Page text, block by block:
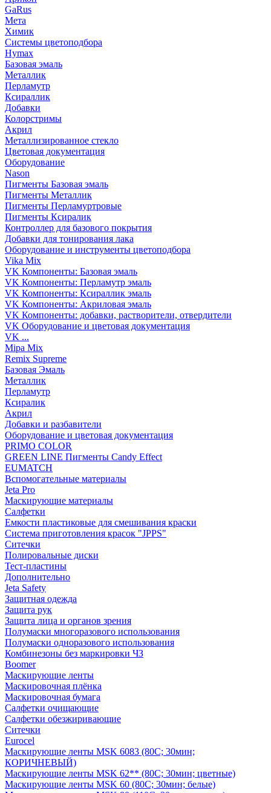
GaRus
Мета
Химик
Системы цветоподбора
Hymax
Базовая эмаль
Металлик
Перламутр
Ксираллик
Добавки
Колорстримы
Акрил
Металлизированное стекло
Цветовая документация
Оборудование
Nason
Пигменты Базовая эмаль
Пигменты Металлик
Пигменты Перламуртровые
Пигменты Ксиралик
Контроллер для базового покрытия
Добавки для тонирования лака
Оборудование и инструменты цветоподбора
Vika Mix
VK Компоненты: Базовая эмаль
VK Компоненты: Перламутр эмаль
VK Компоненты: Ксираллик эмаль
VK Компоненты: Акриловая эмаль
VK Компоненты: добавки, растворители, отвердители
VK Оборудование и цветовая документация
VK ...
Mipa Mix
Remix Supreme
Базовая Эмаль
Металлик
Перламутр
Ксиралик
Акрил
Добавки и разбавители
Оборудование и цветовая документация
PRIMO COLOR
GREEN LINE Пигменты Candy Effect
EUMATCH
Вспомогательные материалы
Jeta Pro
Маскирующие материалы
Салфетки
Емкости пластиковые для смешивания краски
Система приготовления красок "JPPS"
Ситечки
Полировальные диски
Тест-пластины
Дополнительно
Jeta Safety
Защитная одежда
Защита рук
Защита лица и органов зрения
Полумаски многоразового использования
Полумаски одноразового использования
Комбинезоны без маркировки ЧЗ
Boomer
Маскирующие ленты
Маскировочная плёнка
Маскировочная бумага
Салфетки очищающие
Салфетки обезжиривающие
Ситечки
Euroсel
Маскирующие ленты MSK 6083 (80С; 30мин;
КОРИЧНЕВЫЙ)
Маскирующие ленты MSK 62** (80С; 30мин; цветные)
Маскирующие ленты MSK 60 (80С; 30мин; белые)